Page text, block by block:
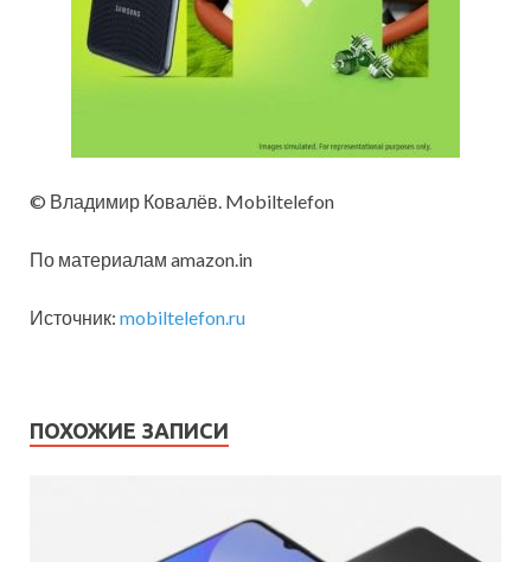
© Владимир Ковалёв. Mobiltelefon
По материалам amazon.in
Источник: mobiltelefon.ru
ПОХОЖИЕ ЗАПИСИ